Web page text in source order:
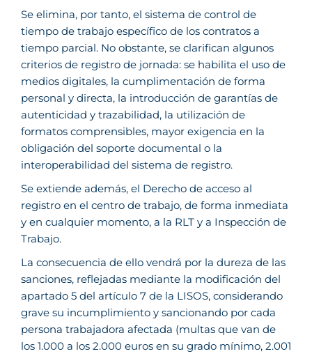
Se elimina, por tanto, el sistema de control de
tiempo de trabajo específico de los contratos a
tiempo parcial. No obstante, se clarifican algunos
criterios de registro de jornada: se habilita el uso de
medios digitales, la cumplimentación de forma
personal y directa, la introducción de garantías de
autenticidad y trazabilidad, la utilización de
formatos comprensibles, mayor exigencia en la
obligación del soporte documental o la
interoperabilidad del sistema de registro.
Se extiende además, el Derecho de acceso al
registro en el centro de trabajo, de forma inmediata
y en cualquier momento, a la RLT y a Inspección de
Trabajo.
La consecuencia de ello vendrá por la dureza de las
sanciones, reflejadas mediante la modificación del
apartado 5 del artículo 7 de la LISOS, considerando
grave su incumplimiento y sancionando por cada
persona trabajadora afectada (multas que van de
los 1.000 a los 2.000 euros en su grado mínimo, 2.001